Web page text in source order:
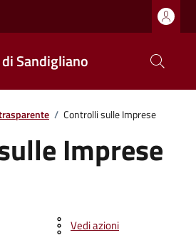
Sandigliano
/ Controlli sulle Imprese
Imprese
Vedi azioni